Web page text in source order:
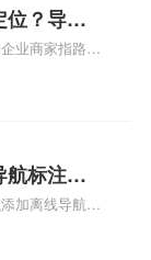
示定位了相关
方正文！
位？导航
业商家指路人
图怎么添加企
相关地图标注
航标注？
航,标注？
加离线导航搜
地图导航卫星